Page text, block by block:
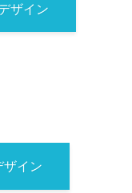
ザイン
ザイン